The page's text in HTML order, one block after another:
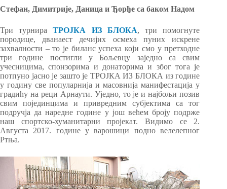
Стефан, Димитрије, Даница и Ђорђе са баком Надом
Три турнираТРОЈКА ИЗ БЛОКА, три помогнуте
породице, дванаест дечијих осмеха пуних искрене
захвалности – то је биланс успеха који смо у претходне
три године постигли у Бољевцу заједно са свим
учесницима, спонзорима и донаторима и због тога је
потпуно јасно је зашто је ТРОЈКА ИЗ БЛОКА из године
у годину све популарнија и масовнија манифестација у
градићу на реци Арнаути. Уједно, то је и најбољи позив
свим појединцима и привредним субјектима са тог
подручја да наредне године у још већем броју подрже
наш спортско-хуманитарни пројекат. Видимо се 2.
Августа 2017. године у варошици подно велелепног
Ртња.